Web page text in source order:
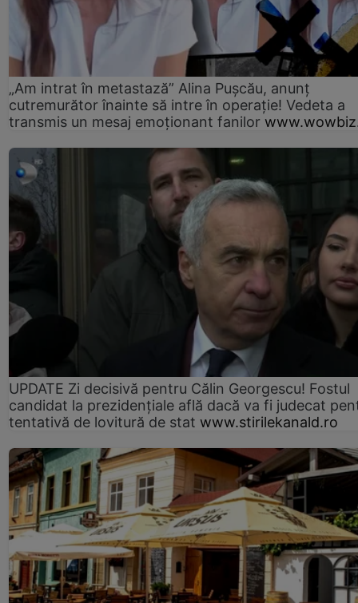
„Am intrat în metastază” Alina Pușcău, anunț
cutremurător înainte să intre în operație! Vedeta a
transmis un mesaj emoționant fanilor
UPDATE Zi decisivă pentru Călin Georgescu! Fostul
candidat la prezidențiale află dacă va fi judecat
tentativă de lovitură de stat www.stirilekanald.ro